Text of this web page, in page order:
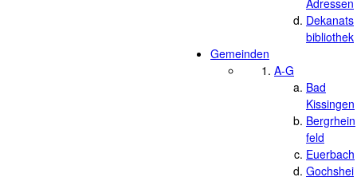
Adressen
Dekanats
bibliothek
Gemeinden
A-G
Bad
Kissingen
Bergrhein
feld
Euerbach
Gochshei